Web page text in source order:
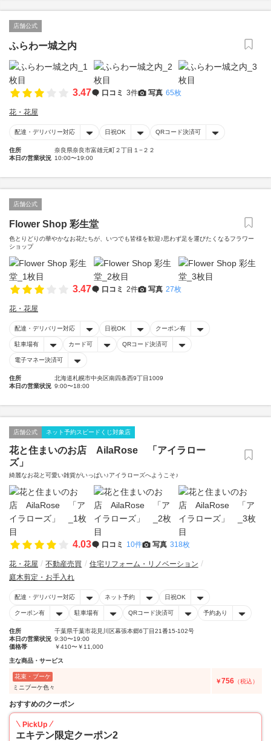
店舗公式
ふらわー城之内
3.47 口コミ 3件 写真 65枚
花・花屋
配達・デリバリー対応 日祝OK QRコード決済可
住所
奈良県奈良市富雄元町２丁目１−２２
本日の営業状況 10:00〜19:00
店舗公式
Flower Shop 彩生堂
色とりどりの華やかなお花たちが、いつでも皆様を歓迎♪思わず足を運びたくなるフラワー
ショップ
3.47 口コミ 2件 写真 27枚
花・花屋
配達・デリバリー対応 日祝OK クーポン有
駐車場有 カード可 QRコード決済可
電子マネー決済可
住所
北海道札幌市中央区南四条西9丁目1009
本日の営業状況 9:00〜18:00
店舗公式 ネット予約スピードくじ対象店
花と住まいのお店 AilaRose 「アイラロー
ズ」
綺麗なお花と可愛い雑貨がいっぱい♪アイラローズへようこそ♪
4.03 口コミ 10件 写真 318枚
花・花屋 不動産売買
住宅リフォーム・リノベーション
庭木剪定・お手入れ
配達・デリバリー対応 ネット予約 日祝OK
クーポン有 駐車場有 QRコード決済可 予約あり
住所
千葉県千葉市花見川区幕張本郷6丁目21番15-102号
本日の営業状況 9:30〜19:00
価格帯
￥410〜￥11,000
主な商品・サービス
花束・ブーケ
ミニブーケ色々
￥756 （税込）
おすすめのクーポン
PickUp
エキテン限定クーポン2